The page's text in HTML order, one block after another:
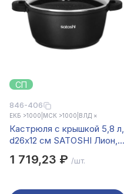
СП
846-406
ЕКБ >1000 МСК >1000 ВЛД ×
Кастрюля с крышкой 5,8 л,
d26х12 см SATOSHI Лион,
мрамор, силиконовые
индукция
1 719,23 ₽ /шт.